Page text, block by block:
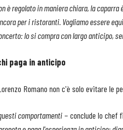
è regolato in maniera chiara, la
per i ristoranti. Vogliamo essere
lo si compra con largo anticipo,
paga in anticipo
Romano non c'è solo evitare le
comportamenti – conclude lo chef